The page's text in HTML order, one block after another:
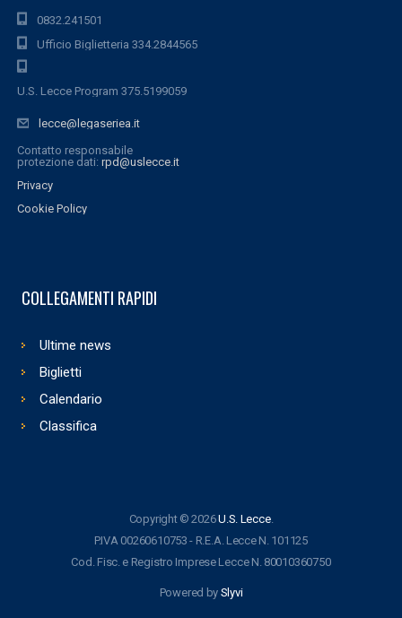
0832.241501
Ufficio Biglietteria 334.2844565
U.S. Lecce Program 375.5199059
lecce@legaseriea.it
Contatto responsabile
protezione dati: rpd@uslecce.it
Privacy
Cookie Policy
COLLEGAMENTI RAPIDI
Ultime news
Biglietti
Calendario
Classifica
Copyright © 2026U.S. Lecce.
P.IVA 00260610753 - R.E.A. Lecce N. 101125
Cod. Fisc. e Registro Imprese Lecce N. 80010360750
Powered by Slyvi